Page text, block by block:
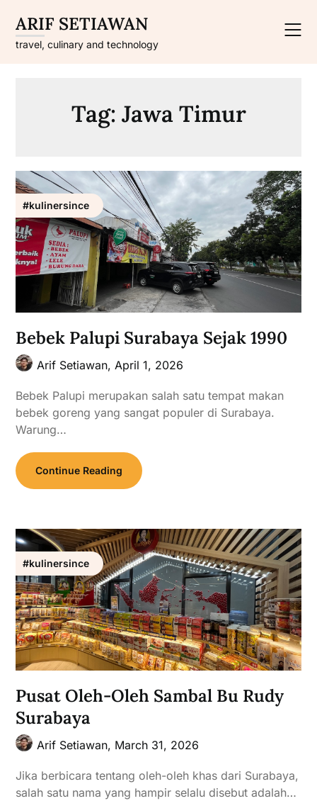
content
ARIF SETIAWAN
travel, culinary and technology
Tag: Jawa Timur
#kulinersince
Bebek Palupi Surabaya Sejak 1990
Arif Setiawan,April 1, 2026
Bebek Palupi merupakan salah satu tempat makan
bebek goreng yang sangat populer di Surabaya.
Warung…
Continue Reading
#kulinersince
Pusat Oleh-Oleh Sambal Bu Rudy
Surabaya
Arif Setiawan, March 31, 2026
Jika berbicara tentang oleh-oleh khas dari Surabaya,
salah satu nama yang hampir selalu disebut adalah…